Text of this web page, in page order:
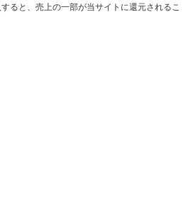
ると、売上の一部が当サイトに還元されるこ